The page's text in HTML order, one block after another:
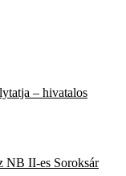
– hivatalos
NB II-es Soroksár